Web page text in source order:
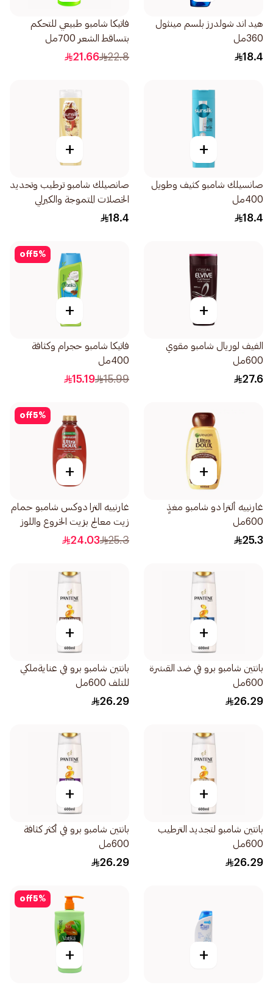
هيد اند شولدرز بلسم مينثول
360مل
18.4
فاتيكا شامبو طبيعي للتحكم
بتساقط الشعر 700مل
22.8
21.66
+
صانسيلك شامبو كثيف وطويل
400مل
18.4
+
صانصيلك شامبو ترطيب وتحديد
الخصلات المتموجة والكيرلي
400مل
18.4
+
الفيف لوريال شامبو مقوي
600مل
27.6
5%
off
+
فاتيكا شامبو حجرام وكثافة
400مل
15.99
15.19
+
غارنييه ألترا دو شامبو مغذٍ
600مل
25.3
5%
off
+
غارنييه الترا دوكس شامبو حمام
زيت معالج بزيت الخروع واللوز
600مل
25.3
24.03
+
بانتين شامبو برو في ضد القشرة
600مل
26.29
+
بانتين شامبو برو في عنايةملكي
للتلف 600مل
26.29
+
بانتين شامبو لتجديد الترطيب
600مل
26.29
+
بانتين شامبو برو في أكثر كثافة
600مل
26.29
+
5%
off
+